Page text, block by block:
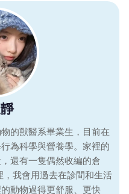
的獸醫系畢業生，目前在
為科學與營養學。家裡的
還有一隻偶然收編的倉
我會用過去在診間和生活
動物過得更舒服、更快